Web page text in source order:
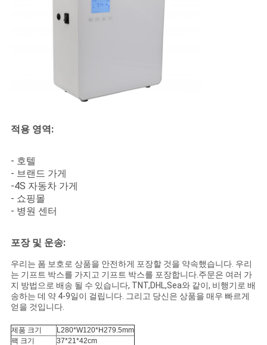
호
책
적용 영역:
- 호텔
- 브랜드 가게
-4S 자동차 가게
- 쇼핑몰
- 병원 센터
포장 및 운송:
우리는 폼 보호로 상품을 안전하게 포장할 것을 약속했습니다. 우리
는 기프트 박스를 가지고 기프트 박스를 포장합니다.주문은 여러 가
지 방법으로 배송 될 수 있습니다, TNT,DHL,Sea와 같이, 비행기로 배
송하는 데 약 4-9일이 걸립니다. 그리고 당신은 상품을 매우 빠르게
얻을 것입니다.
제품 크기
L280*W120*H279.5mm
팩 크기
37*21*42cm